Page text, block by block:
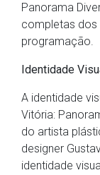
Panorama
completas dos
programação.
Identidade
A identidade
Vitória:
do artista
designer
identidade